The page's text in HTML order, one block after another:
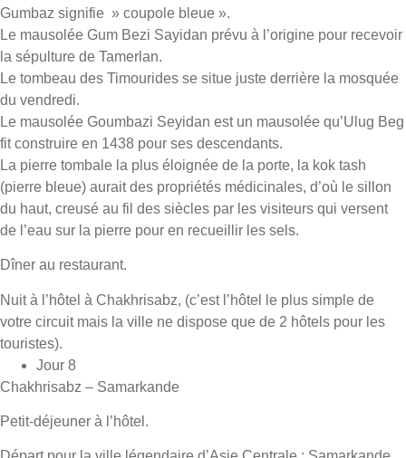
Gumbaz signifie » coupole bleue ».
Le mausolée Gum Bezi Sayidan prévu à l’origine pour recevoir
la sépulture de Tamerlan.
Le tombeau des Timourides se situe juste derrière la mosquée
du vendredi.
Le mausolée Goumbazi Seyidan est un mausolée qu’Ulug Beg
fit construire en 1438 pour ses descendants.
La pierre tombale la plus éloignée de la porte, la kok tash
(pierre bleue) aurait des propriétés médicinales, d’où le sillon
du haut, creusé au fil des siècles par les visiteurs qui versent
de l’eau sur la pierre pour en recueillir les sels.
Dîner au restaurant.
Nuit à l’hôtel à Chakhrisabz, (c’est l’hôtel le plus simple de
votre circuit mais la ville ne dispose que de 2 hôtels pour les
touristes).
Jour 8
Chakhrisabz – Samarkande
Petit-déjeuner à l’hôtel.